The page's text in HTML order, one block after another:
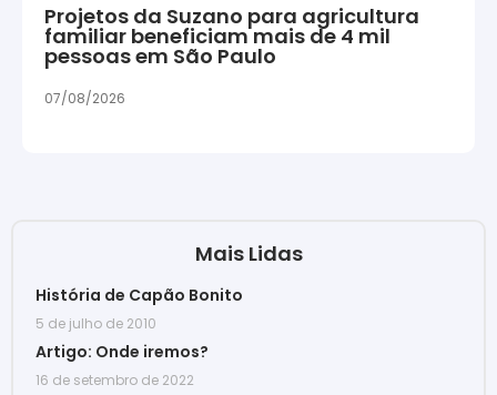
Projetos da Suzano para agricultura
familiar beneficiam mais de 4 mil
pessoas em São Paulo
07/08/2026
Mais Lidas
História de Capão Bonito
5 de julho de 2010
Artigo: Onde iremos?
16 de setembro de 2022